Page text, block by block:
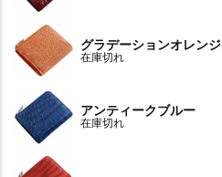
グラデーションオレンジ
在庫切れ
アンティークブルー
在庫切れ